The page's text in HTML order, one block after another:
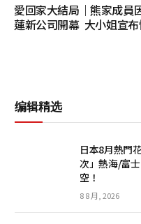
愛回家大結局｜熊家成員
蓮新公司開幕 大小姐宣
编辑精选
日本8月熱門
次」熱海/富
空！
8 8 月, 2026